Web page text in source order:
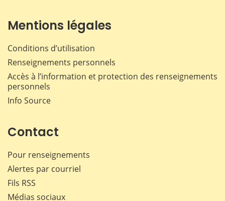
Mentions légales
Conditions d’utilisation
Renseignements personnels
Accès à l’information et protection des renseignements
personnels
Info Source
Contact
Pour renseignements
Alertes par courriel
Fils RSS
Médias sociaux